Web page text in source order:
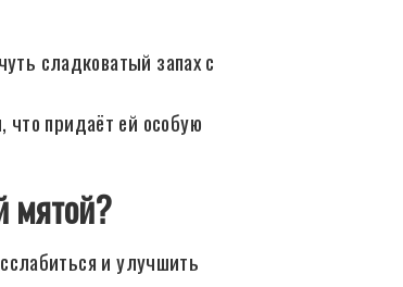
сладковатый запах с
придаёт ей особую
мятой?
и улучшить